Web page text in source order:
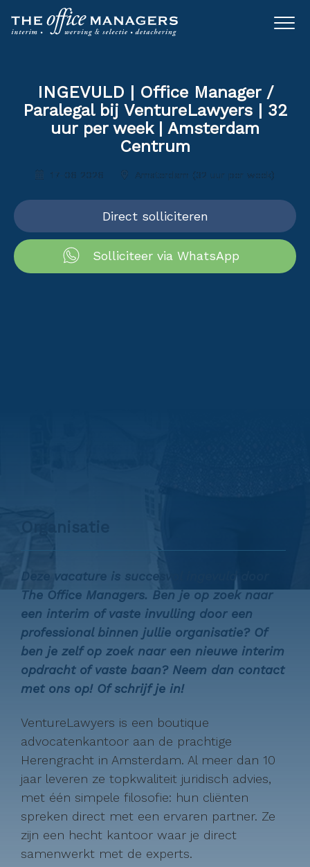
INGEVULD | Office Manager /
Paralegal bij VentureLawyers | 32
uur per week | Amsterdam
Centrum
17-06 2026 Amsterdam (32 uur per week)
Direct solliciteren
Solliciteer via WhatsApp
Deze vacature is succesvol ingevuld door
The Office Managers. Ben je op zoek naar
een interim of vaste invulling door een
professional binnen jullie organisatie? Of
ben je zelf op zoek naar een nieuwe interim
opdracht of vaste baan? Neem dan contact
met ons op! Of schrijf je in!
VentureLawyers is een boutique
advocatenkantoor aan de prachtige
Herengracht in Amsterdam. Al meer dan 10
jaar leveren ze topkwaliteit juridisch advies,
met één simpele filosofie: hun cliënten
spreken direct met een ervaren partner. Ze
zijn een hecht kantoor waar je direct
samenwerkt met de experts.